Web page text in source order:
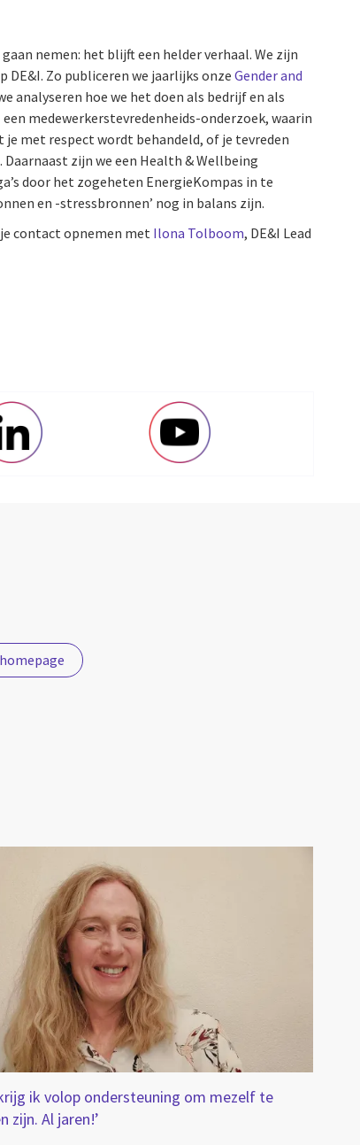
nemen: het blijft een helder verhaal. We zijn
Zo publiceren we jaarlijks onze Gender and
analyseren hoe we het doen als bedrijf en als
medewerkerstevredenheids-onderzoek, waarin
je met respect wordt behandeld, of je tevreden
Daarnaast zijn we een Health & Wellbeing
door het zogeheten EnergieKompas in te
en -stressbronnen’ nog in balans zijn.
contact opnemen met Ilona Tolboom, DE&I Lead
homepage
ik volop ondersteuning om mezelf te
zijn. Al jaren!’